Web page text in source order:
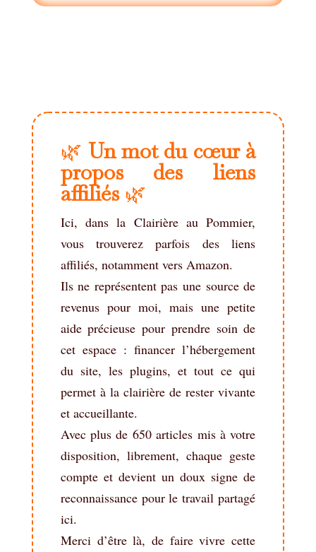
🌿 Un mot du cœur à
propos des liens
affiliés🌿
Ici, dans la Clairière au Pommier,
vous trouverez parfois des liens
affiliés, notamment vers Amazon.
Ils ne représentent pas une source de
revenus pour moi, mais une petite
aide précieuse pour prendre soin de
cet espace : financer l’hébergement
du site, les plugins, et tout ce qui
permet à la clairière de rester vivante
et accueillante.
Avec plus de 650 articles mis à votre
disposition, librement, chaque geste
compte et devient un doux signe de
reconnaissance pour le travail partagé
ici.
Merci d’être là, de faire vivre cette